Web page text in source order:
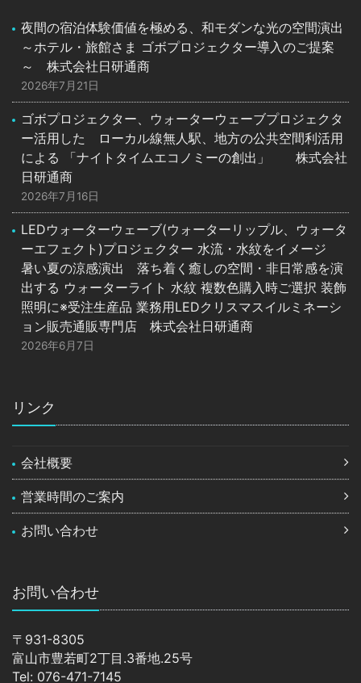
夜間の宿泊体験価値を極める、和モダンな光の空間演出
～ホテル・旅館さま ゴボプロジェクター導入のご提案
～ 株式会社日研通商
2026年7月21日
ゴボプロジェクター、ウォーターウェーブプロジェクタ
ー活用した ローカル線無人駅、地方の公共空間利活用
による 「ナイトタイムエコノミーの創出」 株式会社
日研通商
2026年7月16日
LEDウォーターウェーブ(ウォーターリップル、ウォータ
ーエフェクト)プロジェクター 水流・水紋をイメージ
暑い夏の涼感演出 落ち着く癒しの空間・非日常感を演
出する ウォーターライト 水紋 複数色購入時ご選択 装飾
照明に※受注生産品 業務用LEDクリスマスイルミネーシ
ョン販売通販専門店 株式会社日研通商
2026年6月7日
リンク
会社概要
営業時間のご案内
お問い合わせ
お問い合わせ
〒931-8305
富山市豊若町2丁目.3番地.25号
Tel: 076-471-7145